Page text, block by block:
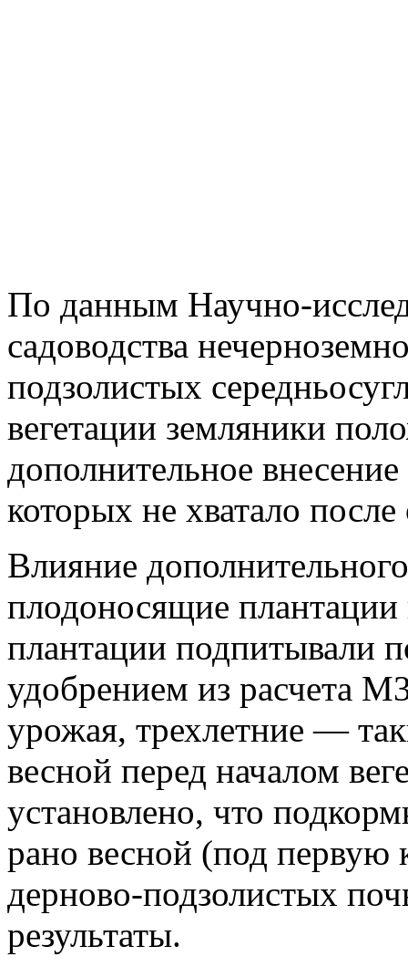
По данным Научно-
садоводства
подзолистых
вегетации земляники
дополнительное
которых не хватало
Влияние
плодоносящие
плантации подпитывали
удобрением из расчета
урожая, трехлетние —
весной перед началом
установлено, что
рано весной (под
дерново-подзолистых
результаты.